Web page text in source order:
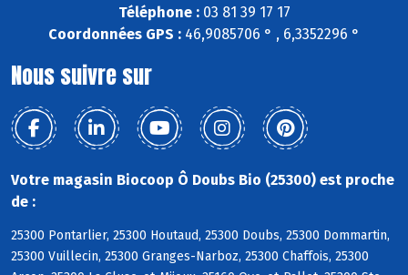
Téléphone :03 81 39 17 17
Coordonnées GPS : 46,9085706 ° , 6,3352296 °
Nous suivre sur
Votre magasin Biocoop Ô Doubs Bio (25300) est proche
de :
25300 Pontarlier, 25300 Houtaud, 25300 Doubs, 25300 Dommartin,
25300 Vuillecin, 25300 Granges-Narboz, 25300 Chaffois, 25300